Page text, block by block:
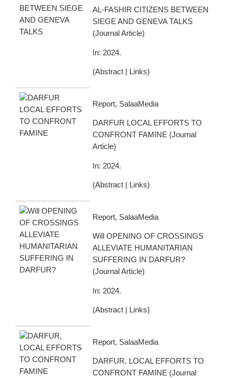
AL-FASHIR CITIZENS BETWEEN
SIEGE AND GENEVA TALKS
(Journal Article)
In: 2024.
(Abstract Links)
Report, SalaaMedia
DARFUR LOCAL EFFORTS TO
CONFRONT FAMINE (Journal
Article)
In: 2024.
(Abstract Links)
Report, SalaaMedia
Will OPENING OF CROSSINGS
ALLEVIATE HUMANITARIAN
SUFFERING IN DARFUR?
(Journal Article)
In: 2024.
(Abstract Links)
Report, SalaaMedia
DARFUR, LOCAL EFFORTS TO
CONFRONT FAMINE (Journal